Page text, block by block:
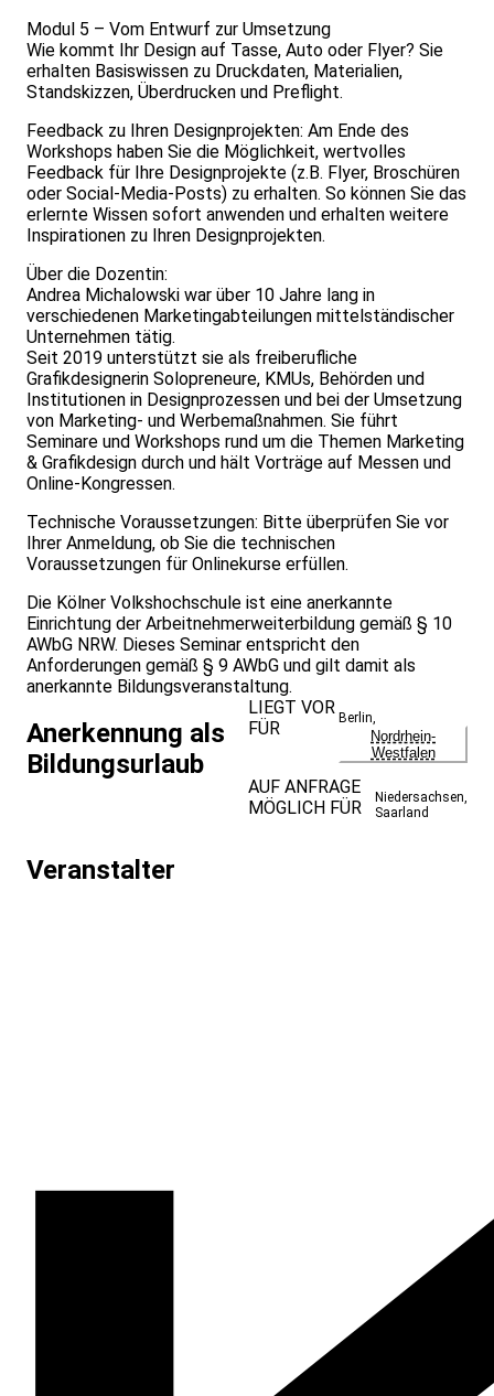
Modul 5 – Vom Entwurf zur Umsetzung
Wie kommt Ihr Design auf Tasse, Auto oder Flyer? Sie
erhalten Basiswissen zu Druckdaten, Materialien,
Standskizzen, Überdrucken und Preflight.
Feedback zu Ihren Designprojekten: Am Ende des
Workshops haben Sie die Möglichkeit, wertvolles
Feedback für Ihre Designprojekte (z.B. Flyer, Broschüren
oder Social-Media-Posts) zu erhalten. So können Sie das
erlernte Wissen sofort anwenden und erhalten weitere
Inspirationen zu Ihren Designprojekten.
Über die Dozentin:
Andrea Michalowski war über 10 Jahre lang in
verschiedenen Marketingabteilungen mittelständischer
Unternehmen tätig.
Seit 2019 unterstützt sie als freiberufliche
Grafikdesignerin Solopreneure, KMUs, Behörden und
Institutionen in Designprozessen und bei der Umsetzung
von Marketing- und Werbemaßnahmen. Sie führt
Seminare und Workshops rund um die Themen Marketing
& Grafikdesign durch und hält Vorträge auf Messen und
Online-Kongressen.
Technische Voraussetzungen: Bitte überprüfen Sie vor
Ihrer Anmeldung, ob Sie die technischen
Voraussetzungen für Onlinekurse erfüllen.
Die Kölner Volkshochschule ist eine anerkannte
Einrichtung der Arbeitnehmerweiterbildung gemäß § 10
AWbG NRW. Dieses Seminar entspricht den
Anforderungen gemäß § 9 AWbG und gilt damit als
anerkannte Bildungsveranstaltung.
Anerkennung als
Bildungsurlaub
LIEGT VOR
FÜR
Berlin
Nordrhein-
Westfalen
AUF ANFRAGE
MÖGLICH FÜR
Niedersachsen
Saarland
Veranstalter